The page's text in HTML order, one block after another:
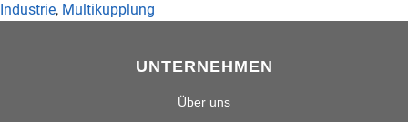
Industrie, Multikupplung
UNTERNEHMEN
Über uns